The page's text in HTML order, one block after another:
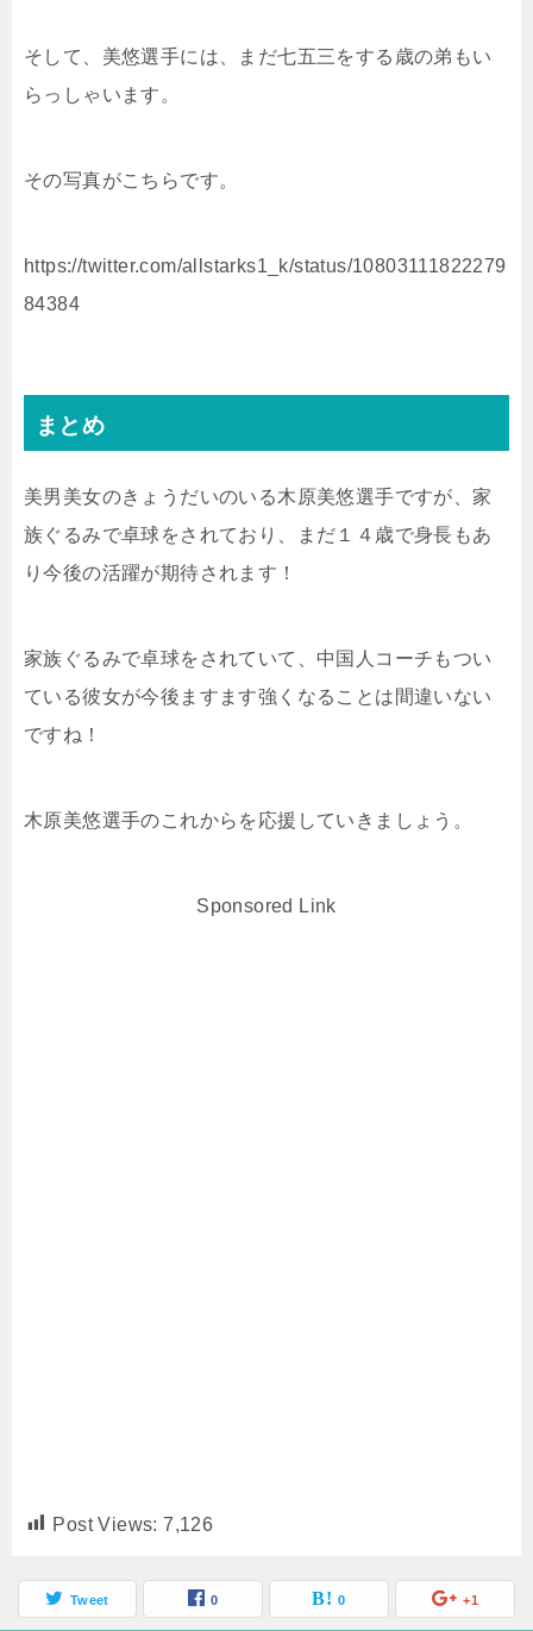
そして、美悠選手には、まだ七五三をする歳の弟もい
らっしゃいます。
その写真がこちらです。
https://twitter.com/allstarks1_k/status/10803111822279
84384
まとめ
美男美女のきょうだいのいる木原美悠選手ですが、家
族ぐるみで卓球をされており、まだ１４歳で身長もあ
り今後の活躍が期待されます！
家族ぐるみで卓球をされていて、中国人コーチもつい
ている彼女が今後ますます強くなることは間違いない
ですね！
木原美悠選手のこれからを応援していきましょう。
Sponsored Link
Post Views: 7,126
Tweet 0 0 +1